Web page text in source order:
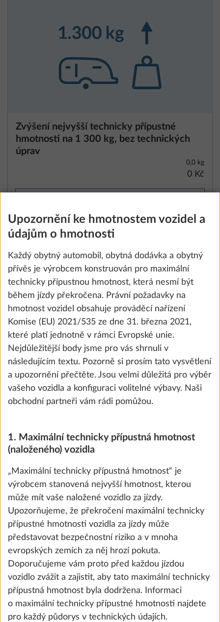
Zvýšení nejvyšší technicky přípustné
hmotnosti na 1 300 kg, bez technických
úprav
0,0 kg
0 Kč
Zvýšení nejvyšší technicky přípustné
hmotnosti na 1 350 kg, bez technických
úprav
Přidat
Zvýšení nejvyšší technicky přípustné
hmotnosti na 1 400 kg s technickou
úpravou pro jednonápravu
Upozornění ke hmotnostem vozidel a
údajům o hmotnosti
Každý obytný automobil, obytná dodávka a obytný
přívěs je výrobcem konstruován pro maximální
technicky přípustnou hmotnost, která nesmí být
během jízdy překročena. Právní požadavky na
hmotnost vozidel obsahuje prováděcí nařízení
Komise (EU) 2021/535 ze dne 31. března 2021,
které platí jednotně v rámci Evropské unie.
Nejdůležitější body jsme pro vás shrnuli v
následujícím textu. Pozorně si prosím tato vysvětlení
a upozornění přečtěte. Jsou velmi důležitá pro výběr
vašeho vozidla a konfiguraci volitelné výbavy. Naši
obchodní partneři vám rádi pomůžou.
1. Maximální technicky přípustná hmotnost
(naloženého) vozidla
„Maximální technicky přípustná hmotnost“ je
výrobcem stanovená nejvyšší hmotnost, kterou
může mít vaše naložené vozidlo za jízdy.
Upozorňujeme, že překročení maximální technicky
přípustné hmotnosti vozidla za jízdy může
představovat bezpečnostní riziko a v mnoha
evropských zemích za něj hrozí pokuta.
Doporučujeme vám proto před každou jízdou
vozidlo zvážit a zajistit, aby tato maximální technicky
přípustná hmotnost byla dodržena. Informaci
o maximální technicky přípustné hmotnosti najdete
pro každý půdorys v technických údajích.